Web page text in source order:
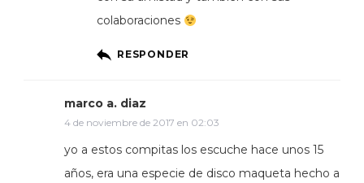
colaboraciones
RESPONDER
marco a. diaz
4 de noviembre de 2017 en 02:03
yo a estos compitas los escuche hace unos 15
años, era una especie de disco maqueta hecho a